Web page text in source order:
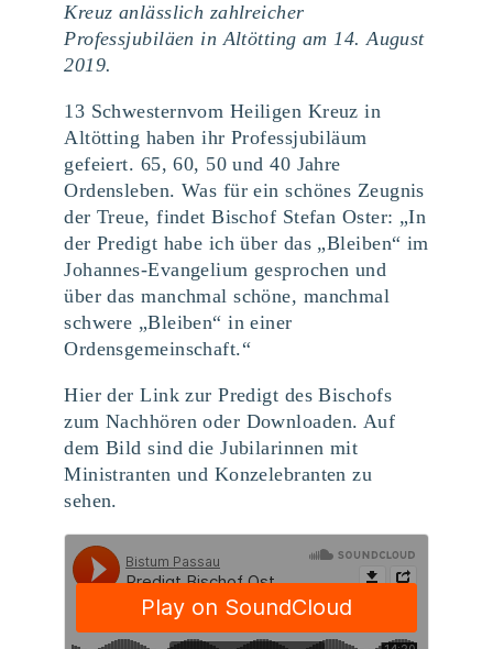
Kreuz anlässlich zahlreicher
Professjubiläen in Altötting am 14. August
2019.
13 Schwesternvom Heiligen Kreuz in
Altötting haben ihr Professjubiläum
gefeiert. 65, 60, 50 und 40 Jahre
Ordensleben. Was für ein schönes Zeugnis
der Treue, findet Bischof Stefan Oster: „In
der Predigt habe ich über das „Bleiben“ im
Johannes-Evangelium gesprochen und
über das manchmal schöne, manchmal
schwere „Bleiben“ in einer
Ordensgemeinschaft.“
Hier der Link zur Predigt des Bischofs
zum Nachhören oder Downloaden. Auf
dem Bild sind die Jubilarinnen mit
Ministranten und Konzelebranten zu
sehen.